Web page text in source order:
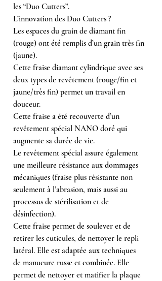
les “Duo Cutters”.
L’innovation des Duo Cutters ?
Les espaces du grain de diamant fin
(rouge) ont été remplis d’un grain très fin
(jaune).
Cette fraise diamant cylindrique avec ses
deux types de revêtement (rouge/fin et
jaune/très fin) permet un travail en
douceur.
Cette fraise a été recouverte d’un
revêtement spécial NANO doré qui
augmente sa durée de vie.
Le revêtement spécial assure également
une meilleure résistance aux dommages
mécaniques (fraise plus résistante non
seulement à l’abrasion, mais aussi au
processus de stérilisation et de
désinfection).
Cette fraise permet de soulever et de
retirer les cuticules, de nettoyer le repli
latéral. Elle est adaptée aux techniques
de manucure russe et combinée. Elle
permet de nettoyer et matifier la plaque